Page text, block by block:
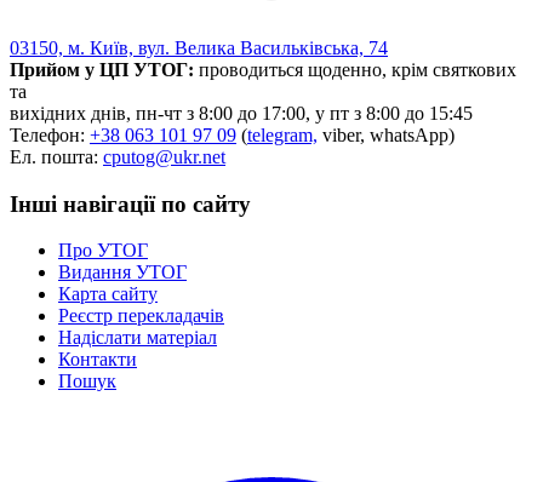
03150, м. Київ, вул. Велика Васильківська, 74
Прийом у ЦП УТОГ: проводиться щоденно, крім святкових
та
вихідних днів, пн-чт з 8:00 до 17:00, у пт з 8:00 до 15:45
Телефон: +38 063 101 97 09 (telegram, viber, whatsApp)
Ел. пошта: cputog@ukr.net
Інші навігації по сайту
Про УТОГ
Видання УТОГ
Карта сайту
Реєстр перекладачів
Надіслати матеріал
Контакти
Пошук